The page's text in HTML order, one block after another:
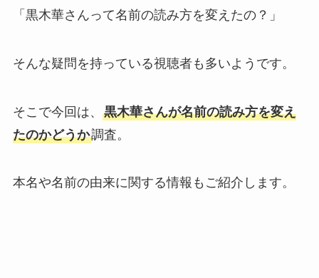
「黒木華さんって名前の読み方を変えたの？」
そんな疑問を持っている視聴者も多いようです。
そこで今回は、 黒木華さんが名前の読み方を変え
たのかどうか調査。
本名や名前の由来に関する情報もご紹介します。